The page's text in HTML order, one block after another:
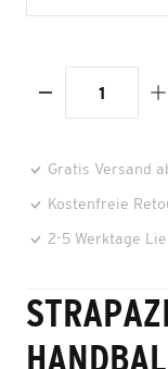
Gratis Versand
Kostenfreie
2-5 Werktage